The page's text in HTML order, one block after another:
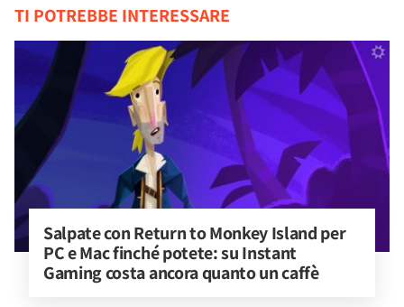
TI POTREBBE INTERESSARE
Salpate con Return to Monkey Island per
PC e Mac finché potete: su Instant
Gaming costa ancora quanto un caffè